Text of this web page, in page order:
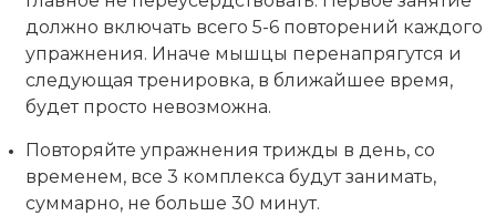
должно включать всего 5-6 повторений каждого
упражнения. Иначе мышцы перенапрягутся и
следующая тренировка, в ближайшее время,
будет просто невозможна.
Повторяйте упражнения трижды в день, со
временем, все 3 комплекса будут занимать,
суммарно, не больше 30 минут.